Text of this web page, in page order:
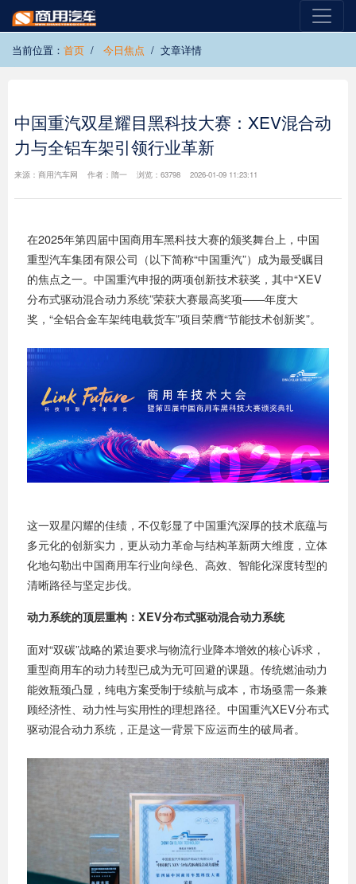
当前位置： 首页 今日焦点 文章详情
中国重汽双星耀目黑科技大赛：XEV混合动
力与全铝车架引领行业革新
来源：商用汽车网 作者：隋一 浏览：63798 2026-01-09 11:23:11
在2025年第四届中国商用车黑科技大赛的颁奖舞台上，中国
重型汽车集团有限公司（以下简称“中国重汽”）成为最受瞩目
的焦点之一。中国重汽申报的两项创新技术获奖，其中“XEV
分布式驱动混合动力系统”荣获大赛最高奖项——年度大
奖，“全铝合金车架纯电载货车”项目荣膺“节能技术创新奖”。
这一双星闪耀的佳绩，不仅彰显了中国重汽深厚的技术底蕴与
多元化的创新实力，更从动力革命与结构革新两大维度，立体
化地勾勒出中国商用车行业向绿色、高效、智能化深度转型的
清晰路径与坚定步伐。
动力系统的顶层重构：XEV分布式驱动混合动力系统
面对“双碳”战略的紧迫要求与物流行业降本增效的核心诉求，
重型商用车的动力转型已成为无可回避的课题。传统燃油动力
能效瓶颈凸显，纯电方案受制于续航与成本，市场亟需一条兼
顾经济性、动力性与实用性的理想路径。中国重汽XEV分布式
驱动混合动力系统，正是这一背景下应运而生的破局者。